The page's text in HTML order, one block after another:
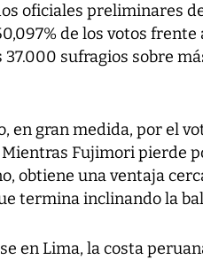
oficiales preliminares
de los votos frente
sufragios sobre
en gran medida, por el
Fujimori pierde
obtiene una ventaja
termina inclinando la
en Lima, la costa